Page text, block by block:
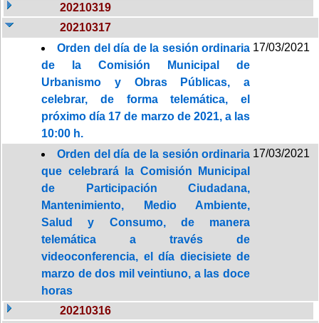
20210319
20210317
Orden del día de la sesión ordinaria
de la Comisión Municipal de
Urbanismo y Obras Públicas, a
celebrar, de forma telemática, el
próximo día 17 de marzo de 2021, a las
10:00 h.
17/03/2021
Orden del día de la sesión ordinaria
que celebrará la Comisión Municipal
de Participación Ciudadana,
Mantenimiento, Medio Ambiente,
Salud y Consumo, de manera
telemática a través de
videoconferencia, el día diecisiete de
marzo de dos mil veintiuno, a las doce
horas
17/03/2021
20210316